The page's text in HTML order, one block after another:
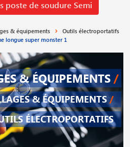
poste de soudure Semi
& équipements
Outils électroportatifs
longue super monster 1
& ÉQUIPEMENTS /
& ÉQUIPEMENTS /
ÉLECTROPORTATIFS